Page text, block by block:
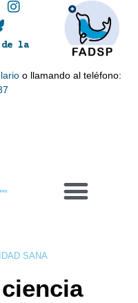
de la
o llamando al teléfono:
SANA